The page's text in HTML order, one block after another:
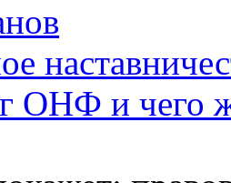
ОНФ и чего